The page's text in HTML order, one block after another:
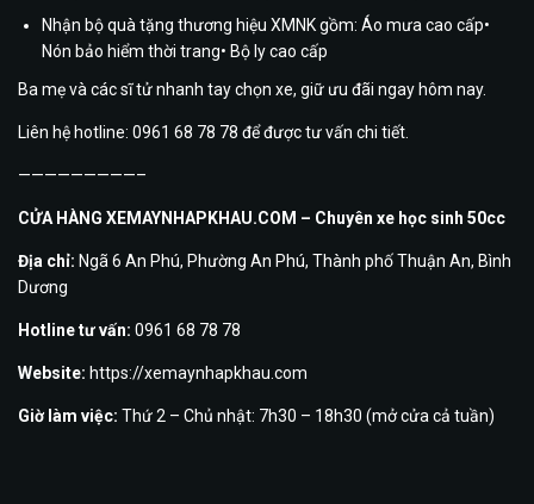
Nhận bộ quà tặng thương hiệu XMNK gồm: Áo mưa cao cấp•
Nón bảo hiểm thời trang• Bộ ly cao cấp
Ba mẹ và các sĩ tử nhanh tay chọn xe, giữ ưu đãi ngay hôm nay.
Liên hệ hotline: 0961 68 78 78 để được tư vấn chi tiết.
—————————–
CỬA HÀNG XEMAYNHAPKHAU.COM – Chuyên xe học sinh 50cc
Địa chỉ: Ngã 6 An Phú, Phường An Phú, Thành phố Thuận An, Bình
Dương
Hotline tư vấn: 0961 68 78 78
Website: https://xemaynhapkhau.com
Giờ làm việc: Thứ 2 – Chủ nhật: 7h30 – 18h30 (mở cửa cả tuần)